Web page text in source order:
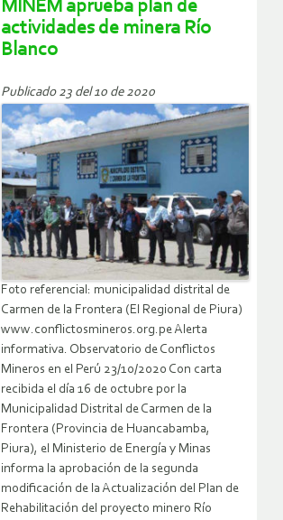
MINEM aprueba plan de
actividades de minera Río
Blanco
Publicado 23 del 10 de 2020
Foto referencial: municipalidad distrital de
Carmen de la Frontera (El Regional de Piura)
www.conflictosmineros.org.pe Alerta
informativa. Observatorio de Conflictos
Mineros en el Perú 23/10/2020 Con carta
recibida el día 16 de octubre por la
Municipalidad Distrital de Carmen de la
Frontera (Provincia de Huancabamba,
Piura), el Ministerio de Energía y Minas
informa la aprobación de la segunda
modificación de la Actualización del Plan de
Rehabilitación del proyecto minero Río